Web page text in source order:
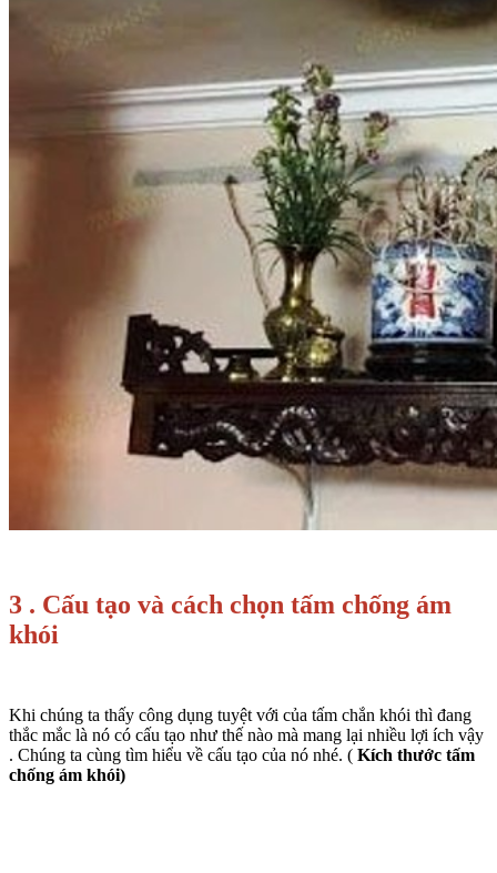
3 . Cấu tạo và cách chọn tấm chống ám
khói
Khi chúng ta thấy công dụng tuyệt với của tấm chắn khói thì đang
thắc mắc là nó có cấu tạo như thế nào mà mang lại nhiều lợi ích vậy
. Chúng ta cùng tìm hiểu về cấu tạo của nó nhé. ( Kích thước tấm
chống ám khói)